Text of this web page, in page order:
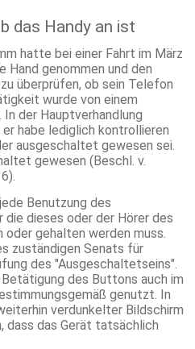
das Handy an ist
hatte bei einer Fahrt im März
genommen und den
überprüfen, ob sein Telefon
wurde von einem
der Hauptverhandlung
habe lediglich kontrollieren
ausgeschaltet gewesen sei.
gewesen (Beschl. v.
Benutzung des
dieses oder der Hörer des
gehalten werden muss.
zuständigen Senats für
des "Ausgeschaltetseins".
des Buttons auch im
genutzt. In
verdunkelter Bildschirm
dass das Gerät tatsächlich